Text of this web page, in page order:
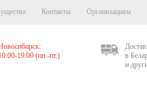
Контакты Организациям
19:00 (пн.-пт.)
в
и